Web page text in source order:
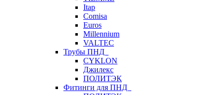
Itap
Comisa
Euros
Millennium
VALTEC
Трубы ПНД
CYKLON
Джилекс
ПОЛИТЭК
Фитинги для ПНД